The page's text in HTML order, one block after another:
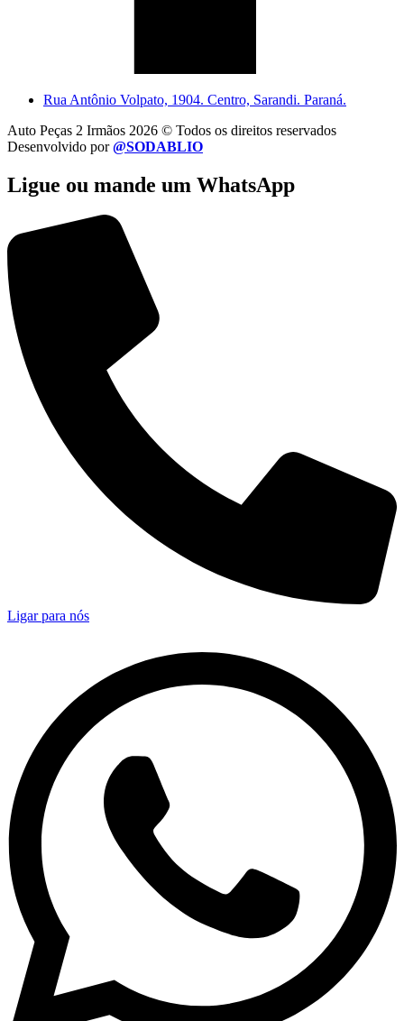
Rua Antônio Volpato, 1904. Centro, Sarandi. Paraná.
Auto Peças 2 Irmãos 2026 © Todos os direitos reservados
Desenvolvido por@SODABLIO
Ligue ou mande um WhatsApp
Ligar para nós